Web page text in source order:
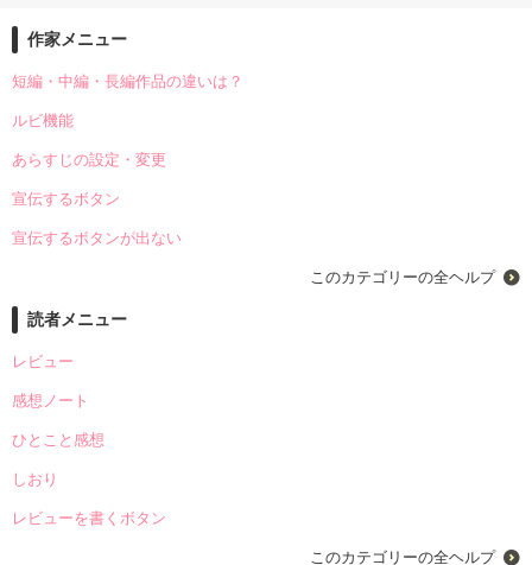
作家メニュー
短編・中編・長編作品の違いは？
ルビ機能
あらすじの設定・変更
宣伝するボタン
宣伝するボタンが出ない
このカテゴリーの全ヘルプ
読者メニュー
レビュー
感想ノート
ひとこと感想
しおり
レビューを書くボタン
このカテゴリーの全ヘルプ